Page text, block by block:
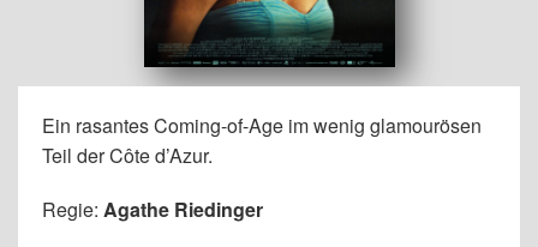
Ein rasantes Coming-of-Age im wenig glamourösen
Teil der Côte d’Azur.
Regie: Agathe Riedinger